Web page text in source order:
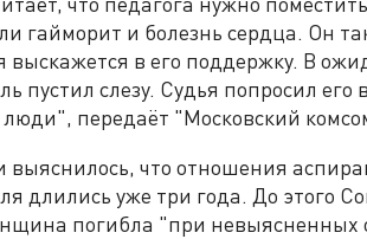
гайморит и болезнь сердца. Он
выскажется в его поддержку. В
пустил слезу. Судья попросил
люди", передаёт "Московский
выяснилось, что отношения
длились уже три года. До этого
погибла "при невыясненных